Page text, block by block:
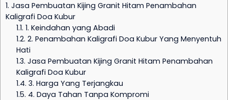
1. Jasa Pembuatan Kijing Granit Hitam Penambahan
Kaligrafi Doa Kubur
1.1. 1. Keindahan yang Abadi
1.2. 2. Penambahan Kaligrafi Doa Kubur Yang Menyentuh
Hati
1.3. Jasa Pembuatan Kijing Granit Hitam Penambahan
Kaligrafi Doa Kubur
1.4. 3. Harga Yang Terjangkau
1.5. 4. Daya Tahan Tanpa Kompromi